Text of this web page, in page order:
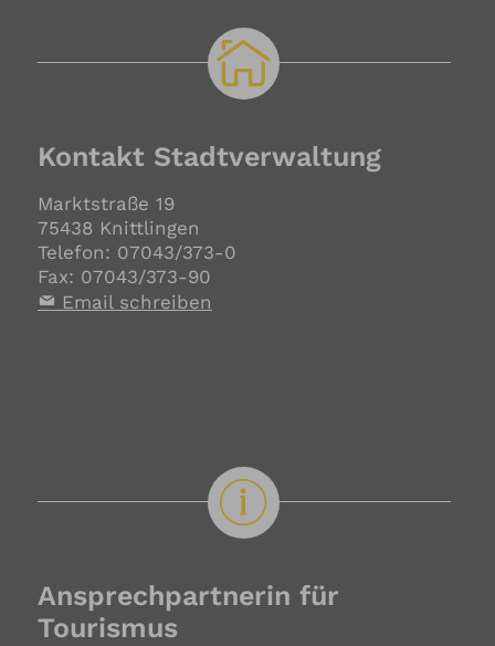
Kontakt Stadtverwaltung
Marktstraße 19
75438 Knittlingen
Telefon: 07043/373-0
Fax: 07043/373-90
Email schreiben
Ansprechpartnerin für
Tourismus